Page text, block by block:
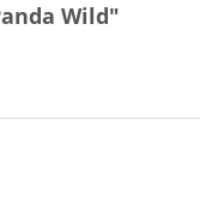
Wild"